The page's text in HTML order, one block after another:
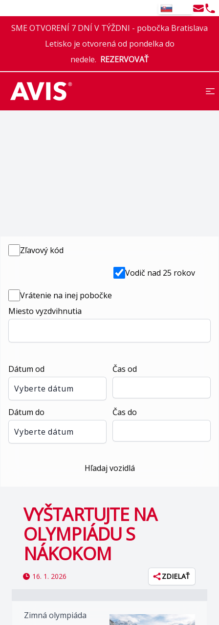
SK Email
SME OTVORENÍ 7 DNÍ V TÝŽDNI - pobočka Bratislava
Letisko je otvorená od pondelka do
nedele. REZERVOVAŤ
Vrátenie na inej pobočke
Vodič nad 25 rokov
Zľavový kód
Miesto vyzdvihnutia
Dátum od
Vyberte dátum
Čas od
Dátum do
Vyberte dátum
Čas do
Hľadaj vozidlá
VYŠTARTUJTE NA
OLYMPIÁDU S
NÁKOKOM
16. 1. 2026 ZDIELAŤ
Zimná olympiáda